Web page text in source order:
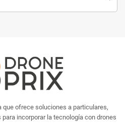
que ofrece soluciones a particulares,
incorporar la tecnología con drones